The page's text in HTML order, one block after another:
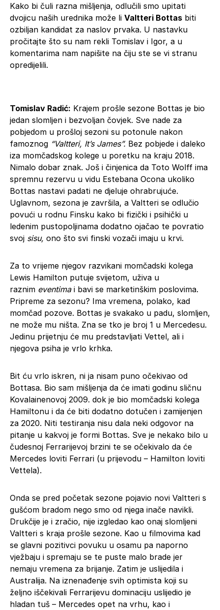
Kako bi čuli razna mišljenja, odlučili smo upitati
dvojicu naših urednika može li Valtteri Bottas biti
ozbiljan kandidat za naslov prvaka. U nastavku
pročitajte što su nam rekli Tomislav i Igor, a u
komentarima nam napišite na čiju ste se vi stranu
opredijelili.
Tomislav Radić: Krajem prošle sezone Bottas je bio
jedan slomljen i bezvoljan čovjek. Sve nade za
pobjedom u prošloj sezoni su potonule nakon
famoznog “Valtteri, It’s James”. Bez pobjede i daleko
iza momčadskog kolege u poretku na kraju 2018.
Nimalo dobar znak. Još i činjenica da Toto Wolff ima
spremnu rezervu u vidu Estebana Ocona ukoliko
Bottas nastavi padati ne djeluje ohrabrujuće.
Uglavnom, sezona je završila, a Valtteri se odlučio
povući u rodnu Finsku kako bi fizički i psihički u
ledenim pustopoljinama dodatno ojačao te povratio
svoj sisu, ono što svi finski vozači imaju u krvi.
Za to vrijeme njegov razvikani momčadski kolega
Lewis Hamilton putuje svijetom, uživa u
raznim eventima i bavi se marketinškim poslovima.
Pripreme za sezonu? Ima vremena, polako, kad
momčad pozove. Bottas je svakako u padu, slomljen,
ne može mu ništa. Zna se tko je broj 1 u Mercedesu.
Jedinu prijetnju će mu predstavljati Vettel, ali i
njegova psiha je vrlo krhka.
Bit ću vrlo iskren, ni ja nisam puno očekivao od
Bottasa. Bio sam mišljenja da će imati godinu sličnu
Kovalainenovoj 2009. dok je bio momčadski kolega
Hamiltonu i da će biti dodatno dotučen i zamijenjen
za 2020. Niti testiranja nisu dala neki odgovor na
pitanje u kakvoj je formi Bottas. Sve je nekako bilo u
čudesnoj Ferrarijevoj brzini te se očekivalo da će
Mercedes loviti Ferrari (u prijevodu – Hamilton loviti
Vettela).
Onda se pred početak sezone pojavio novi Valtteri s
gušćom bradom nego smo od njega inače navikli.
Drukčije je i zračio, nije izgledao kao onaj slomljeni
Valtteri s kraja prošle sezone. Kao u filmovima kad
se glavni pozitivci povuku u osamu pa naporno
vježbaju i spremaju se te puste malo brade jer
nemaju vremena za brijanje. Zatim je uslijedila i
Australija. Na iznenađenje svih optimista koji su
željno iščekivali Ferrarijevu dominaciju uslijedio je
hladan tuš – Mercedes opet na vrhu, kao i